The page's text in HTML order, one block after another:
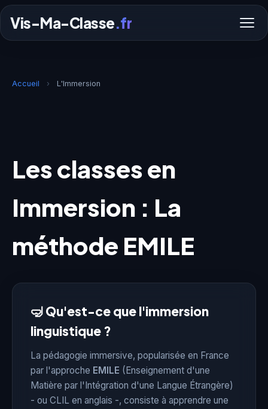
Vis-Ma-Classe.fr
Accueil › L'Immersion
Les classes en
Immersion : La
méthode EMILE
🤿 Qu'est-ce que l'immersion
linguistique ?
La pédagogie immersive, popularisée en France
par l'approche EMILE (Enseignement d'une
Matière par l'Intégration d'une Langue Étrangère)
- ou CLIL en anglais -, consiste à apprendre une